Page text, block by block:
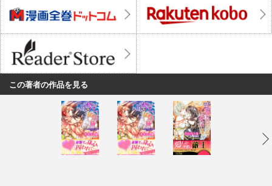
この著者の作品を見る